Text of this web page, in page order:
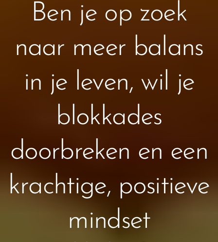
Ben je op zoek
naar meer balans
in je leven, wil je
blokkades
doorbreken en een
krachtige, positieve
mindset